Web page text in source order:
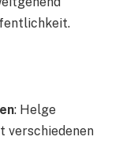
: Helge
verschiedenen